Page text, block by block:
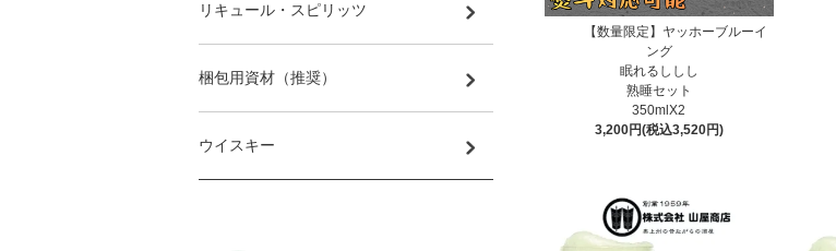
【数量限定】ヤッホーブルーイ
ング
眠れるししし
熟睡セット
350mlX2
3,200円(税込3,520円)
リキュール・スピリッツ
梱包用資材（推奨）
ウイスキー